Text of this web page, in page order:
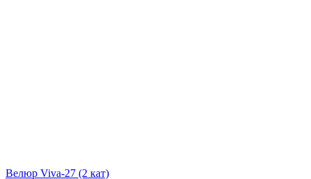
Велюр Viva-27 (2 кат)